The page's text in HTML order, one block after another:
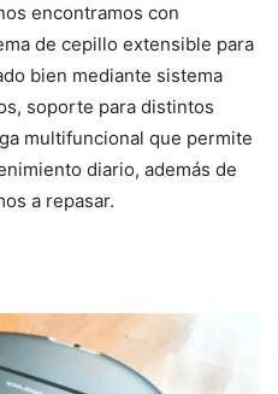
encontramos con
de cepillo extensible para
bien mediante sistema
soporte para distintos
multifuncional que permite
diario, además de
a repasar.